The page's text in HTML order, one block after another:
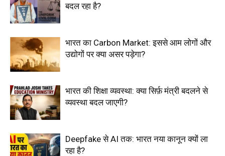
बदल रहा है?
भारत का Carbon Market: इससे आम लोगों और
उद्योगों पर क्या असर पड़ेगा?
भारत की शिक्षा व्यवस्था: क्या सिर्फ़ मंत्री बदलने से
व्यवस्था बदल जाएगी?
Deepfake से AI तक: भारत नया कानून क्यों ला
रहा है?